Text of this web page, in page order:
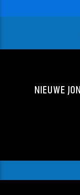
NIEUWE